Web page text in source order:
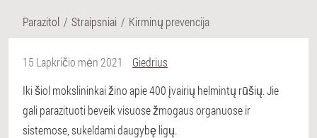
Parazitol Straipsniai Kirminų prevencija
15 Lapkričio mėn 2021
Giedrius
Iki šiol mokslininkai žino apie 400 įvairių helmintų rūšių. Jie
gali parazituoti beveik visuose žmogaus organuose ir
sistemose, sukeldami daugybę ligų.